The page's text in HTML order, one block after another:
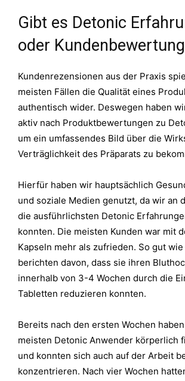
Gibt es Detonic
oder
Kundenrezensionen aus der Praxis
meisten Fällen die Qualität eines
authentisch wider. Deswegen haben
aktiv nach Produktbewertungen zu
um ein umfassendes Bild über die
Verträglichkeit des Präparats zu
Hierfür haben wir hauptsächlich
und soziale Medien genutzt, da wir an
die ausführlichsten Detonic
konnten. Die meisten Kunden war mit
Kapseln mehr als zufrieden. So gut
berichten davon, dass sie ihren
innerhalb von 3-4 Wochen durch die
Tabletten reduzieren konnten.
Bereits nach den ersten Wochen
meisten Detonic Anwender körperlich
und konnten sich auch auf der Arbeit
konzentrieren. Nach vier Wochen